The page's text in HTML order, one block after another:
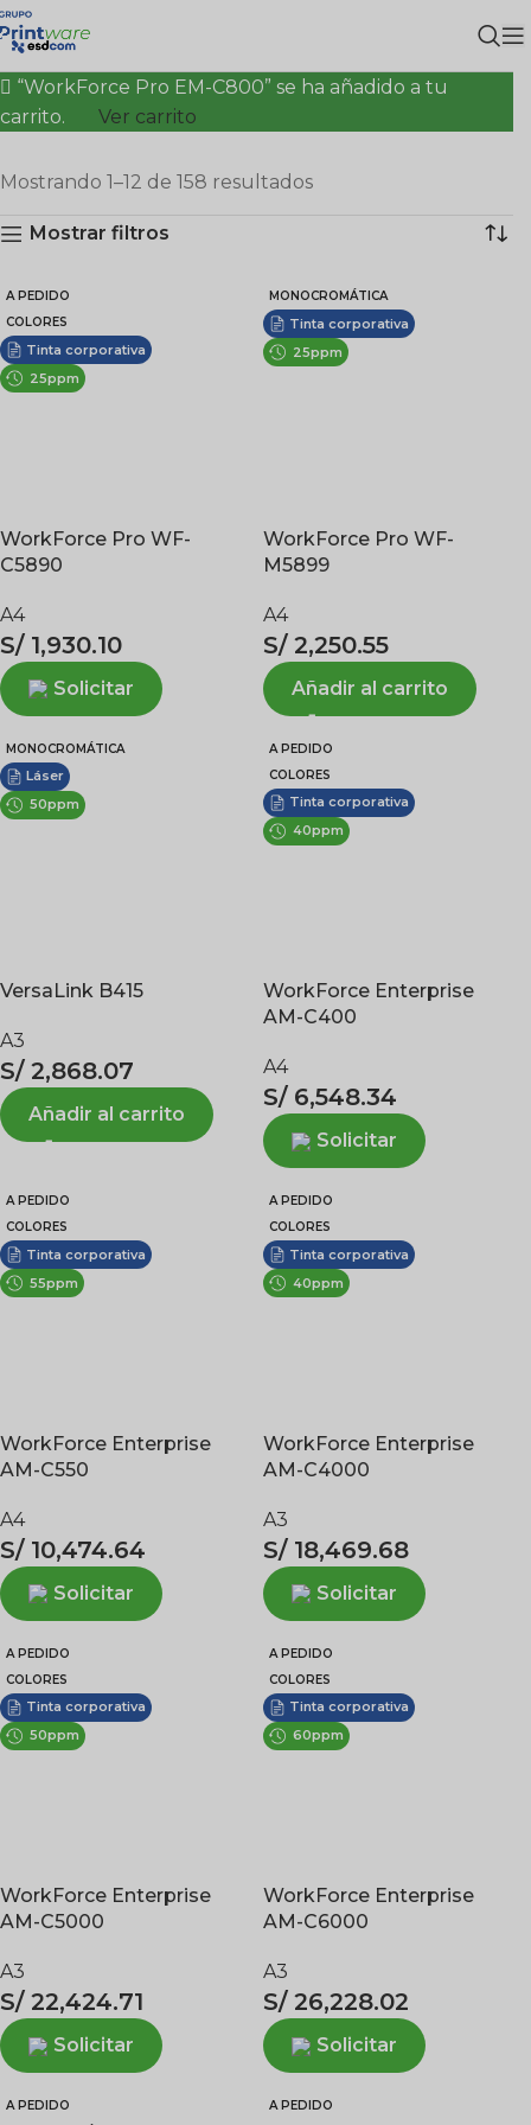
“WorkForce Pro EM-C800” se ha añadido a tu
carrito.
Ver carrito
Mostrando 1–12 de 158 resultados
Mostrar filtros
A PEDIDO
COLORES
Tinta corporativa
25ppm
WorkForce Pro WF-
C5890
A4
S/1,930.10
Solicitar
MONOCROMÁTICA
Tinta corporativa
25ppm
WorkForce Pro WF-
M5899
A4
S/2,250.55
Añadir al carrito
MONOCROMÁTICA
Láser
50ppm
VersaLink B415
A3
S/2,868.07
Añadir al carrito
A PEDIDO
COLORES
Tinta corporativa
40ppm
WorkForce Enterprise
AM-C400
A4
S/6,548.34
Solicitar
A PEDIDO
COLORES
Tinta corporativa
55ppm
WorkForce Enterprise
AM-C550
A4
S/10,474.64
Solicitar
A PEDIDO
COLORES
Tinta corporativa
40ppm
WorkForce Enterprise
AM-C4000
A3
S/18,469.68
Solicitar
A PEDIDO
COLORES
Tinta corporativa
50ppm
WorkForce Enterprise
AM-C5000
A3
S/22,424.71
Solicitar
A PEDIDO
COLORES
Tinta corporativa
60ppm
WorkForce Enterprise
AM-C6000
A3
S/26,228.02
Solicitar
A PEDIDO
A PEDIDO